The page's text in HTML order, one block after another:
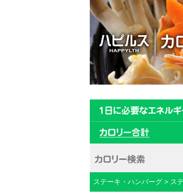
ステーキ・ハンバーグ > ス